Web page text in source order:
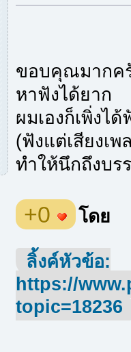
ขอบคุณมากค
หาฟังได้ยาก
ผมเองก็เพิ่งไ
(ฟังแต่เสียงเพ
ทำให้นึกถึงบร
+0 โดย
ลิ้งค์หัวข้อ:
https://
topic=18236